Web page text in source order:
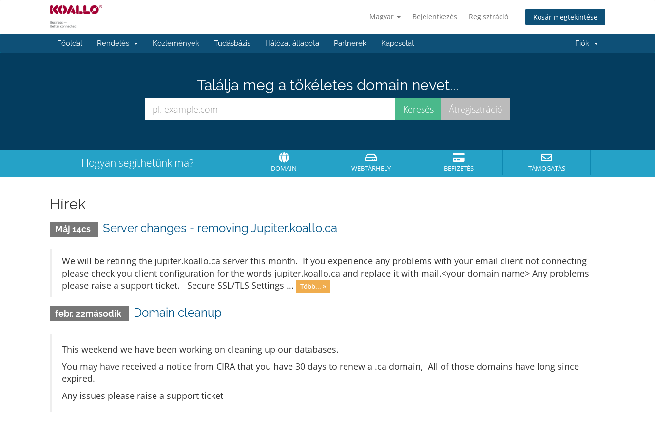
Magyar Bejelentkezés Regisztráció Kosár megtekintése
Főoldal Rendelés Közlemények Tudásbázis Hálózat állapota Partnerek Kapcsolat Fiók
Találja meg a tökéletes domain nevet...
Hogyan segíthetünk ma? DOMAIN WEBTÁRHELY BEFIZETÉS TÁMOGATÁS
Hírek
Máj 14cs Server changes - removing Jupiter.koallo.ca
We will be retiring the jupiter.koallo.ca server this month. If you experience any problems with your email client not connecting
please check you client configuration for the words jupiter.koallo.ca and replace it with mail.<your domain name> Any problems
please raise a support ticket. Secure SSL/TLS Settings ...
Több... »
febr. 22második Domain cleanup
This weekend we have been working on cleaning up our databases.
You may have received a notice from CIRA that you have 30 days to renew a .ca domain, All of those domains have long since
expired.
Any issues please raise a support ticket